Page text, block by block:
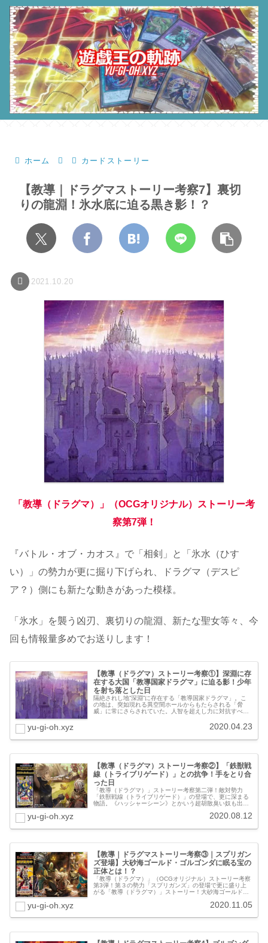
ホーム カードストーリー
【教導｜ドラグマストーリー考察7】裏切
りの龍淵！氷水底に迫る黒き影！？
2021.10.20
「教導（ドラグマ）」（OCGオリジナル）ストーリー考
察第7弾！
『バトル・オブ・カオス』で「相剣」と「氷水（ひす
い）」の勢力が更に掘り下げられ、ドラグマ（デスピ
ア？）側にも新たな動きがあった模様。
「氷水」を襲う凶刃、裏切りの龍淵、新たな聖女等々、今
回も情報量多めでお送りします！
【教導（ドラグマ）ストーリー考察①】深淵に存
在する大国「教導国家ドラグマ」に迫る影！少年
を射ち落とした日
隔絶されし地”深淵”に存在する「教導国家ドラグマ」。こ
の地は、突如現れる異空間ホールからもたらされる「脅
威」に常にさらされていた。人智を超えし力に対抗すべく
yu-gi-oh.xyz 2020.04.23
【教導（ドラグマ）ストーリー考察②】「鉄獣戦
線（トライブリゲード）」との抗争！手をとり合
った日
「教導（ドラグマ）」ストーリー考察第二弾！敵対勢力
「鉄獣戦線（トライブリゲード）」の登場で、更に深まる
物語。《ハッシャーシーン》とかいう超胡散臭い奴も出て
yu-gi-oh.xyz 2020.08.12
【教導｜ドラグマストーリー考察③｜スプリガン
ズ登場】大砂海ゴールド・ゴルゴンダに眠る宝の
正体とは！？
「教導（ドラグマ）」（OCGオリジナル）ストーリー考察
第3弾！第３の勢力「スプリガンズ」の登場で更に盛り上
がる「教導（ドラグマ）」ストーリー！大砂海ゴールド・
yu-gi-oh.xyz 2020.11.05